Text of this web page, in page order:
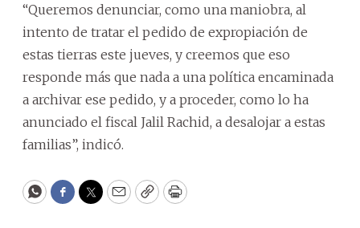
“Queremos denunciar, como una maniobra, al
intento de tratar el pedido de expropiación de
estas tierras este jueves, y creemos que eso
responde más que nada a una política encaminada
a archivar ese pedido, y a proceder, como lo ha
anunciado el fiscal Jalil Rachid, a desalojar a estas
familias”, indicó.
WhatsApp
Facebook
Twitter
EmailCopyPrint